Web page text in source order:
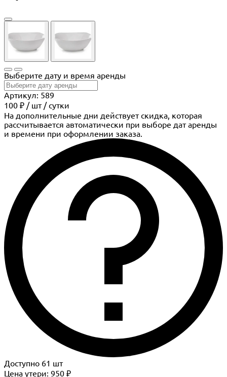
Выберите дату и время аренды
Артикул: 589
100 ₽ / шт / сутки
На дополнительные дни действует скидка, которая
рассчитывается автоматически при выборе дат аренды
и времени при оформлении заказа.
Доступно 61 шт
Цена утери: 950 ₽